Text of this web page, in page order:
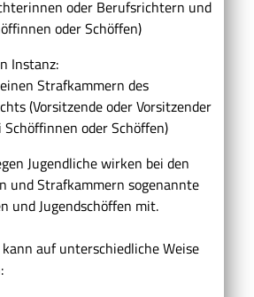
oder Berufsrichtern und
oder Schöffen)
Instanz:
Strafkammern des
(Vorsitzende oder Vorsitzender
Schöffinnen oder Schöffen)
Jugendliche wirken bei den
und Strafkammern sogenannte
und Jugendschöffen mit.
auf unterschiedliche Weise